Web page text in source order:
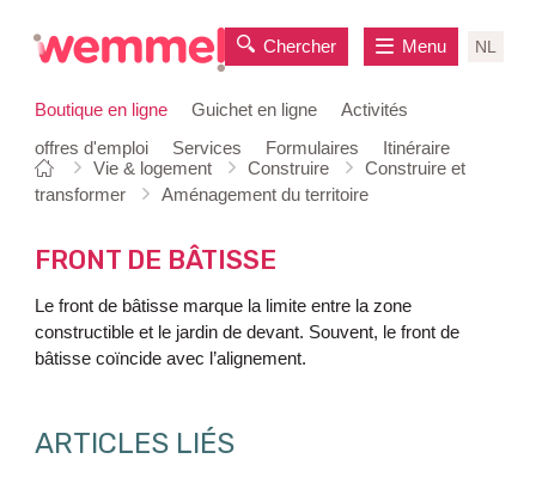
au
Boutique en ligne Guichet en ligne
Activités
offres d'emploi
Services Formulaires Itinéraire
Chercher NL
Menu
Vous
êtes
Page
de
Vie & logement Construire
Construire et
transformer
Aménagement du territoire
FRONT DE BÂTISSE
Le front de bâtisse marque la limite entre la zone
constructible et le jardin de devant. Souvent, le front de
bâtisse coïncide avec l’alignement.
ARTICLES LIÉS